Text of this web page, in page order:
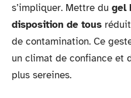
s’impliquer. Mettre du gel
disposition de tous
de contamination. Ce
un climat de confiance et
plus sereines.